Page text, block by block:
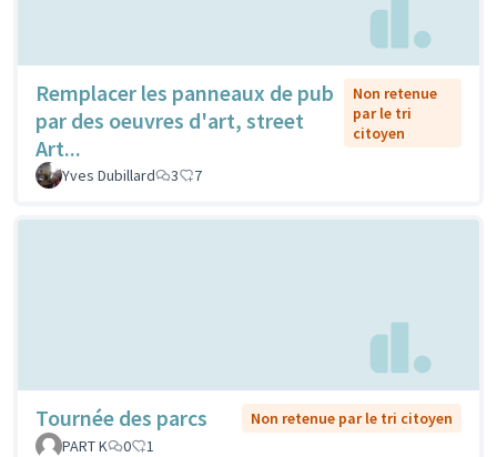
Remplacer les panneaux de pub
par des oeuvres d'art, street
Art...
Non retenue
par le tri
citoyen
Yves Dubillard 3 7
Tournée des parcs
Non retenue par le tri citoyen
PART K
0 1